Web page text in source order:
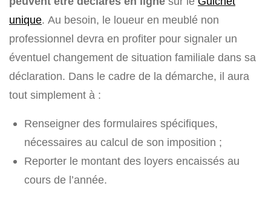
unique. Au besoin, le loueur en meublé non
professionnel devra en profiter pour signaler un
éventuel changement de situation familiale dans sa
déclaration. Dans le cadre de la démarche, il aura
tout simplement à :
Renseigner des formulaires spécifiques,
nécessaires au calcul de son imposition ;
Reporter le montant des loyers encaissés au
cours de l’année.